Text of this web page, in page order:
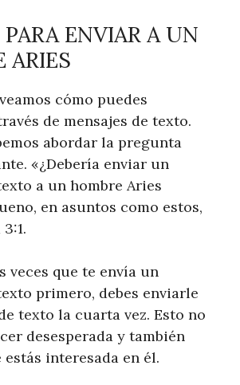
ENVIAR A UN
ARIES
cómo puedes
de mensajes de texto.
abordar la pregunta
«¿Debería enviar un
a un hombre Aries
en asuntos como estos,
veces que te envía un
primero, debes enviarle
texto la cuarta vez. Esto no
desesperada y también
interesada en él.